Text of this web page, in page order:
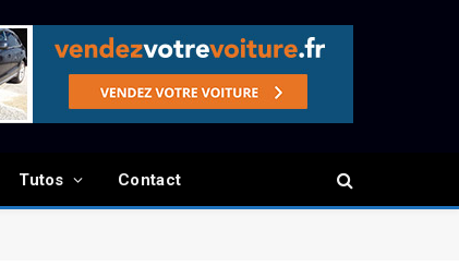
Tutos Contact